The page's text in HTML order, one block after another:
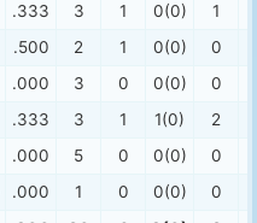
.333 3 1 0(0) 1
.500 2 1 0(0)
0
.000 3 0 0(0) 0
.333 3 1 1(0) 2
.000 5 0 0(0) 0
.000 1 0 0(0) 0